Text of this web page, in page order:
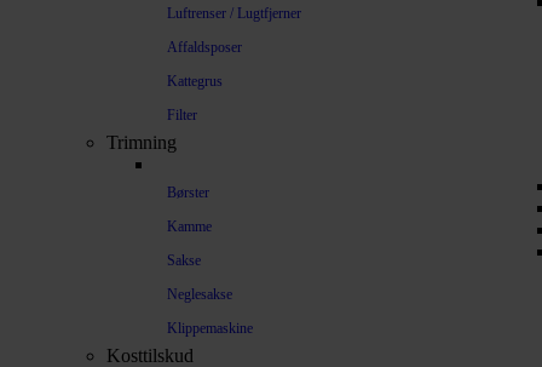
Luftrenser / Lugtfjerner
Affaldsposer
Kattegrus
Filter
Trimning
Børster
Kamme
Sakse
Neglesakse
Klippemaskine
Kosttilskud